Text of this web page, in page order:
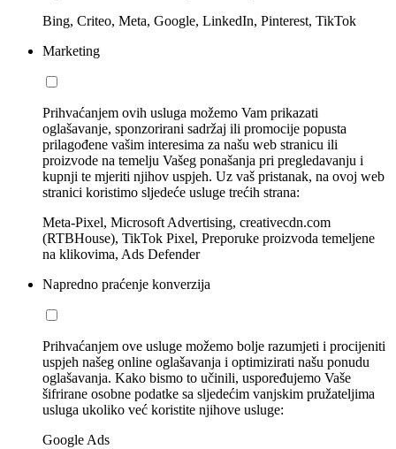
Bing, Criteo, Meta, Google, LinkedIn, Pinterest, TikTok
Marketing
Prihvaćanjem ovih usluga možemo Vam prikazati
oglašavanje, sponzorirani sadržaj ili promocije popusta
prilagođene vašim interesima za našu web stranicu ili
proizvode na temelju Vašeg ponašanja pri pregledavanju i
kupnji te mjeriti njihov uspjeh. Uz vaš pristanak, na ovoj web
stranici koristimo sljedeće usluge trećih strana:
Meta-Pixel, Microsoft Advertising, creativecdn.com
(RTBHouse), TikTok Pixel, Preporuke proizvoda temeljene
na klikovima, Ads Defender
Napredno praćenje konverzija
Prihvaćanjem ove usluge možemo bolje razumjeti i procijeniti
uspjeh našeg online oglašavanja i optimizirati našu ponudu
oglašavanja. Kako bismo to učinili, uspoređujemo Vaše
šifrirane osobne podatke sa sljedećim vanjskim pružateljima
usluga ukoliko već koristite njihove usluge:
Google Ads